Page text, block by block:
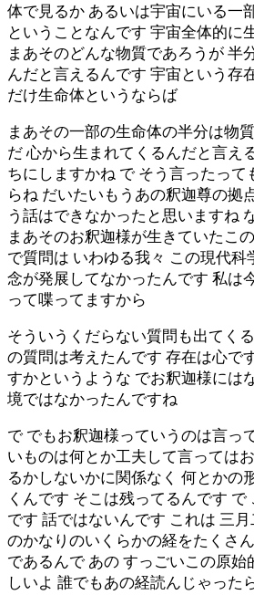
体で見るか あるいは宇宙にいる一
ということなんです 宇宙全体的に
まあそのどんな物質であろうが 半
んだと言えるんです 宇宙という存
だけ生命体というならば
まあその一部の生命体の半分は物
だ 心から生まれてくるんだと言え
ちにしますかね で そう言ったって
らね だいたいもうあの釈迦尊の拠
う話はできなかったと思いますね
まあそのお釈迦様が生きていたこ
で質問は いわゆる我々 この現代科
念が発展してなかったんです 私は
って喋ってますから
そういうくだらない質問も出てく
の質問は考えたんです 存在は心で
すかというような でお釈迦様には
境ではなかったんですね
で でもお釈迦様っていうのは言っ
いものは何とか工夫して言っては
るかしないかに関係なく 何とかの
くんです そこは残ってるんです で
です 話ではないんです これは 三
のかなりのいくらかの経をたくさ
であるんで あの すっごいこの原始
しいよ 誰でもあの経読んじゃった